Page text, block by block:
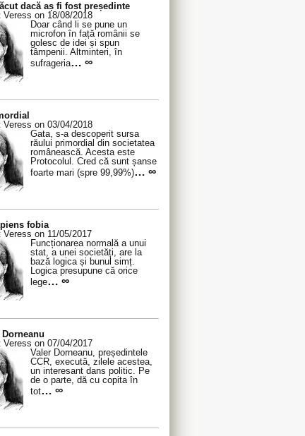
dacă aș fi fost președinte
Veress on 18/08/2018
Doar când li se pune un
microfon în față românii se
golesc de idei și spun
tâmpenii. Altminteri, în
sufrageria… ∞
Veress on 03/04/2018
Gata, s-a descoperit sursa
răului primordial din societatea
românească. Acesta este
Protocolul. Cred că sunt șanse
foarte mari (spre 99,99%)… ∞
fobia
Veress on 11/05/2017
Funcționarea normală a unui
stat, a unei societăți, are la
bază logica și bunul simț.
Logica presupune că orice
lege… ∞
Veress on 07/04/2017
Valer Dorneanu, președintele
CCR, execută, zilele acestea,
un interesant dans politic. Pe
de o parte, dă cu copita în
tot… ∞